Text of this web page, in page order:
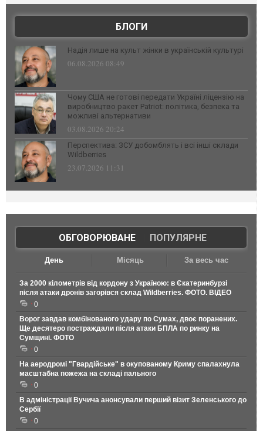
БЛОГИ
Надія лише на культ жінки в українській культурі
06.08.2026 08:49
Чому США не готові передати Україні ліцензію на
виробництво ракет Patriot: політика, безпека та
можливі альтернативи
03.08.2026 20:24
Перспектива: ЗСУ добомблять і всі інші склади
Wildberries
23.07.2026 11:31
ОБГОВОРЮВАНЕ| ПОПУЛЯРНЕ
День Місяць За весь час
За 2000 кілометрів від кордону з Україною: в Єкатеринбурзі
після атаки дронів загорівся склад Wildberries. ФОТО. ВІДЕО
0
Ворог завдав комбінованого удару по Сумах, двоє поранених.
Ще десятеро постраждали після атаки БПЛА по ринку на
Сумщині. ФОТО
0
На аеродромі "Гвардійське" в окупованому Криму спалахнула
масштабна пожежа на складі пального
0
В адміністрації Вучича анонсували перший візит Зеленського до
Сербії
0